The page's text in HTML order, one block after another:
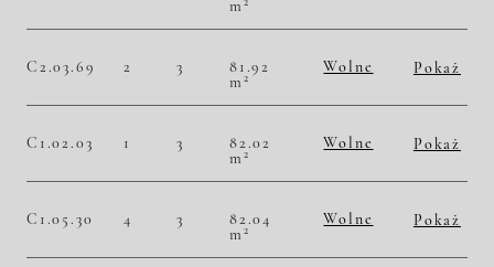
m
C2.03.69 2 3
81.92
m 2
Wolne
Pokaż
C1.02.03 1 3
82.02
m 2
Wolne
Pokaż
C1.05.30 4 3
82.04
m 2
Wolne
Pokaż